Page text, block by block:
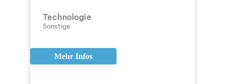
Technologie
Sonstige
Mehr Infos